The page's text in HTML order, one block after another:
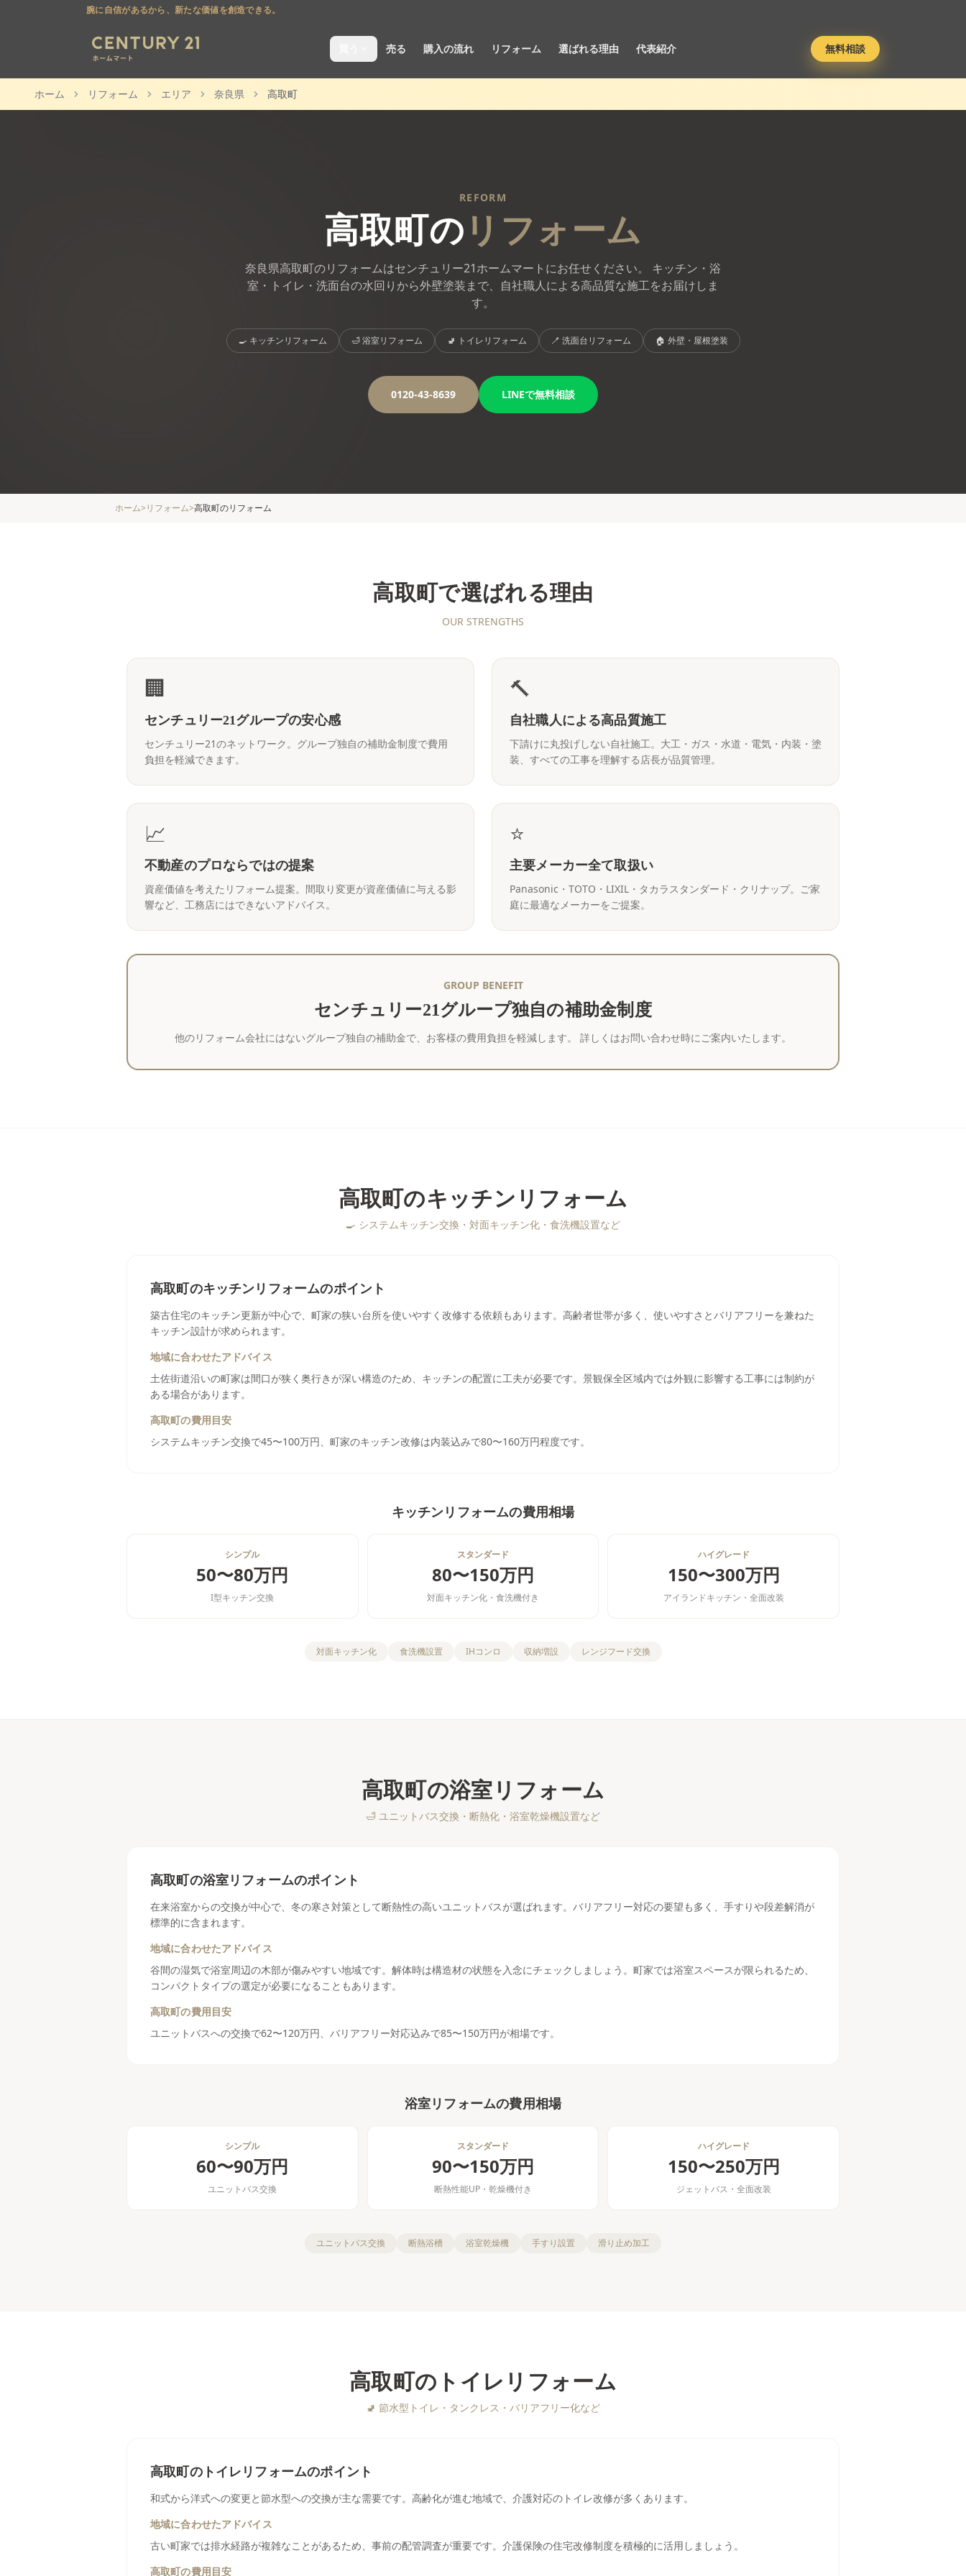
腕に自信があるから、新たな価値を創造できる。
売る 購入の流れ リフォーム 選ばれる理由 代表紹介 無料相談
ホーム リフォーム エリア 奈良県 高取町
REFORM
高取町の リフォーム
奈良県高取町のリフォームはセンチュリー21ホームマートにお任せください。 キッチン・浴
室・トイレ・洗面台の水回りから外壁塗装まで、自社職人による高品質な施工をお届けしま
す。
🍳 キッチンリフォーム 🛁 浴室リフォーム 🚽 トイレリフォーム 🪥 洗面台リフォーム 🏠 外壁・屋根塗装
0120-43-8639 LINEで無料相談
ホーム> リフォーム>高取町のリフォーム
高取町で選ばれる理由
OUR STRENGTHS
🏢
センチュリー21グループの安心感
センチュリー21のネットワーク。グループ独自の補助金制度で費用
負担を軽減できます。
🔨
自社職人による高品質施工
下請けに丸投げしない自社施工。大工・ガス・水道・電気・内装・塗
装、すべての工事を理解する店長が品質管理。
📈
不動産のプロならではの提案
資産価値を考えたリフォーム提案。間取り変更が資産価値に与える影
響など、工務店にはできないアドバイス。
⭐
主要メーカー全て取扱い
Panasonic・TOTO・LIXIL・タカラスタンダード・クリナップ。ご家
庭に最適なメーカーをご提案。
GROUP BENEFIT
センチュリー21グループ独自の補助金制度
他のリフォーム会社にはないグループ独自の補助金で、お客様の費用負担を軽減します。 詳しくはお問い合わせ時にご案内いたします。
高取町のキッチンリフォーム
🍳 システムキッチン交換・対面キッチン化・食洗機設置など
高取町 のキッチンリフォームのポイント
築古住宅のキッチン更新が中心で、町家の狭い台所を使いやすく改修する依頼もあります。高齢者世帯が多く、使いやすさとバリアフリーを兼ねた
キッチン設計が求められます。
地域に合わせたアドバイス
土佐街道沿いの町家は間口が狭く奥行きが深い構造のため、キッチンの配置に工夫が必要です。景観保全区域内では外観に影響する工事には制約が
ある場合があります。
高取町の費用目安
システムキッチン交換で45〜100万円、町家のキッチン改修は内装込みで80〜160万円程度です。
キッチンリフォームの費用相場
シンプル
50〜80万円
I型キッチン交換
スタンダード
80〜150万円
対面キッチン化・食洗機付き
ハイグレード
150〜300万円
アイランドキッチン・全面改装
対面キッチン化 食洗機設置 IHコンロ 収納増設 レンジフード交換
高取町の浴室リフォーム
🛁 ユニットバス交換・断熱化・浴室乾燥機設置など
高取町 の浴室リフォームのポイント
在来浴室からの交換が中心で、冬の寒さ対策として断熱性の高いユニットバスが選ばれます。バリアフリー対応の要望も多く、手すりや段差解消が
標準的に含まれます。
地域に合わせたアドバイス
谷間の湿気で浴室周辺の木部が傷みやすい地域です。解体時は構造材の状態を入念にチェックしましょう。町家では浴室スペースが限られるため、
コンパクトタイプの選定が必要になることもあります。
高取町の費用目安
ユニットバスへの交換で62〜120万円、バリアフリー対応込みで85〜150万円が相場です。
浴室リフォームの費用相場
シンプル
60〜90万円
ユニットバス交換
スタンダード
90〜150万円
断熱性能UP・乾燥機付き
ハイグレード
150〜250万円
ジェットバス・全面改装
ユニットバス交換 断熱浴槽 浴室乾燥機 手すり設置 滑り止め加工
高取町の トイレリフォーム
🚽 節水型トイレ・タンクレス・バリアフリー化など
高取町 のトイレリフォームのポイント
和式から洋式への変更と節水型への交換が主な需要です。高齢化が進む地域で、介護対応のトイレ改修が多くあります。
地域に合わせたアドバイス
古い町家では排水経路が複雑なことがあるため、事前の配管調査が重要です。介護保険の住宅改修制度を積極的に活用しましょう。
高取町の費用目安